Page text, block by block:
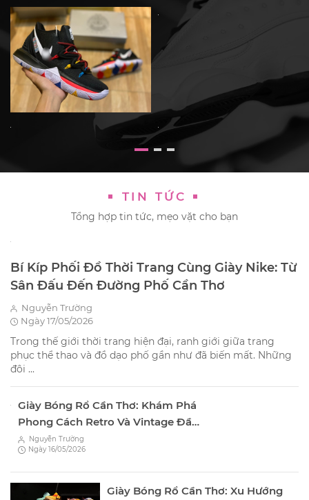
TIN TỨC
Tổng hợp tin tức, mẹo vặt cho bạn